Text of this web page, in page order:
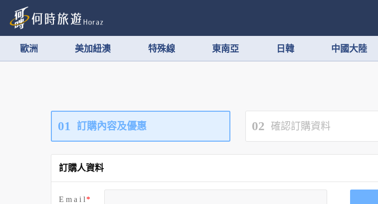
歐洲 美加紐澳 特殊線 東南亞 日韓 中國大陸
01 訂購內容及優惠 02 確認訂購資料
訂購人資料
E m a i l